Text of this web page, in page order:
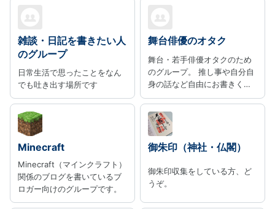
雑談・日記を書きたい人
のグループ
日常生活で思ったことをなん
でも吐き出す場所です
舞台俳優のオタク
舞台・若手俳優オタクのため
のグループ。 推し事や自分自
身の話など自由にお書きくだ
さい。
Minecraft
Minecraft（マインクラフト）
関係のブログを書いているブ
ロガー向けのグループです。
御朱印（神社・仏閣）
御朱印収集をしている方、ど
うぞ。